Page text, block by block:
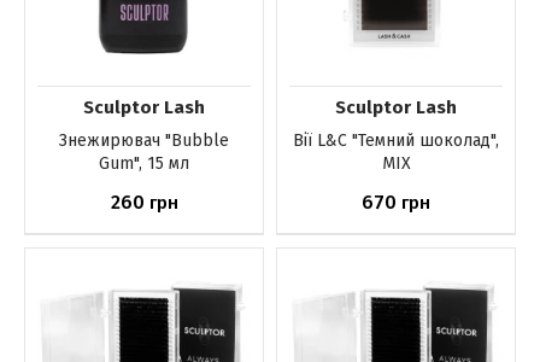
Sculptor Lash
Знежирювач "Bubble
Gum", 15 мл
260 грн
Sculptor Lash
Вії L&C "Темний шоколад",
MIX
670 грн